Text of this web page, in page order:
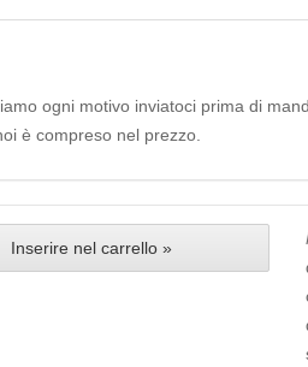
ogni motivo inviatoci prima di
è compreso nel prezzo.
Inserire nel carrello »